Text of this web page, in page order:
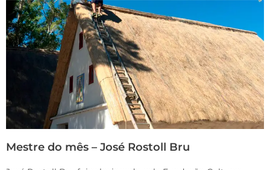
Mestre do mês – José Rostoll Bru